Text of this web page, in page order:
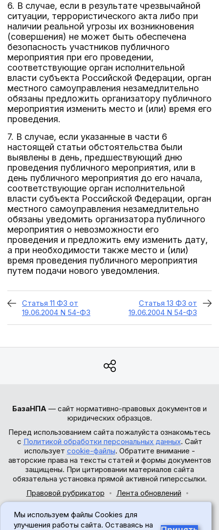
6. В случае, если в результате чрезвычайной
ситуации, террористического акта либо при
наличии реальной угрозы их возникновения
(совершения) не может быть обеспечена
безопасность участников публичного
мероприятия при его проведении,
соответствующие орган исполнительной
власти субъекта Российской Федерации, орган
местного самоуправления незамедлительно
обязаны предложить организатору публичного
мероприятия изменить место и (или) время его
проведения.
7. В случае, если указанные в части 6
настоящей статьи обстоятельства были
выявлены в день, предшествующий дню
проведения публичного мероприятия, или в
день публичного мероприятия до его начала,
соответствующие орган исполнительной
власти субъекта Российской Федерации, орган
местного самоуправления незамедлительно
обязаны уведомить организатора публичного
мероприятия о невозможности его
проведения и предложить ему изменить дату,
а при необходимости также место и (или)
время проведения публичного мероприятия
путем подачи нового уведомления.
Статья 11 ФЗ от
19.06.2004 N 54-ФЗ
Статья 13 ФЗ от
19.06.2004 N 54-ФЗ
БазаНПА — сайт нормативно-правовых документов и
юридических образцов.
Перед использованием сайта пожалуйста ознакомьтесь
с Политикой обработки персональных данных. Сайт
использует cookie-файлы. Обратите внимание -
авторские права на тексты статей и формы документов
защищены. При цитировании материалов сайта
обязательна установка прямой активной гиперссылки.
Правовой рубрикатор
Лента обновлений
© 2017-2026
Мы используем файлы Cookies для
улучшения работы сайта. Оставаясь на